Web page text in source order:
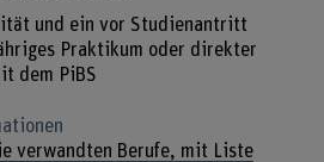
und ein vor Studienantritt
Praktikum oder direkter
dem PiBS
verwandten Berufe, mit Liste